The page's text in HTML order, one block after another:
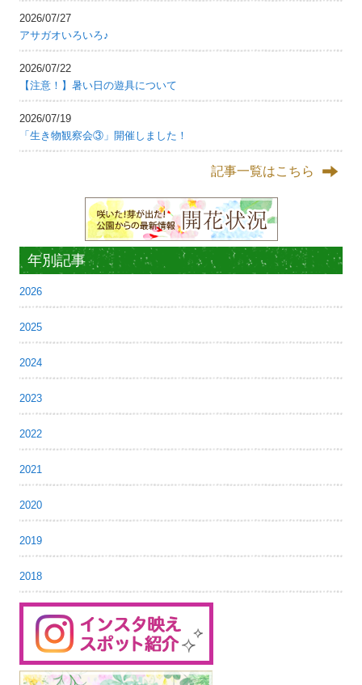
2026/07/27
アサガオいろいろ♪
2026/07/22
【注意！】暑い日の遊具について
2026/07/19
「生き物観察会③」開催しました！
記事一覧はこちら
年別記事
2026
2025
2024
2023
2022
2021
2020
2019
2018